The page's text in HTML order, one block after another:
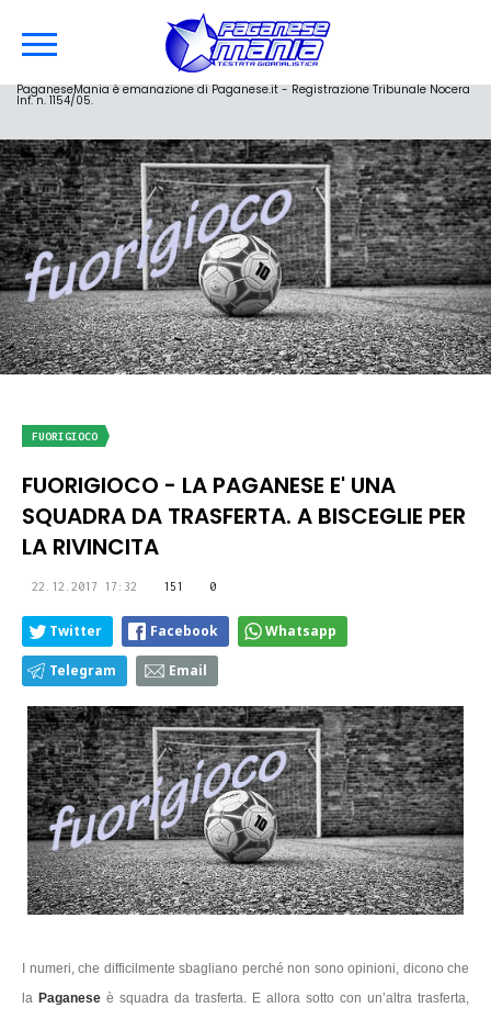
PaganeseMania è emanazione di Paganese.it - Registrazione Tribunale Nocera
Inf. n. 1154/05.
FUORIGIOCO
FUORIGIOCO - LA PAGANESE E' UNA
SQUADRA DA TRASFERTA. A BISCEGLIE PER
LA RIVINCITA
22.12.2017 17:32 151 0
Twitter Facebook Whatsapp
Telegram Email
I numeri, che difficilmente sbagliano perché non sono opinioni, dicono che
la Paganese è squadra da trasferta. E allora sotto con un’altra trasferta,